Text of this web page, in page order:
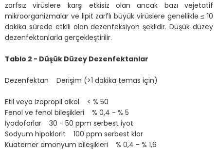
zarfsız virüslere karşı etkisiz olan ancak bazı vejetatif
mikroorganizmalar ve lipit zarflı büyük virüslere genellikle ≤ 10
dakika sürede etkili olan dezenfeksiyon şeklidir. Düşük düzey
dezenfektanlarla gerçekleştirilir.
Tablo 2 - Düşük Düzey Dezenfektanlar
Dezenfektan Derişim (>1 dakika temas için)
Etil veya izopropil alkol < % 50
Fenol ve fenol bileşikleri % 0,4 - % 5
İyodoforlar 30 - 50 ppm serbest iyot
Sodyum hipoklorit 100 ppm serbest klor
Kuaterner amonyum bileşikleri % 0,4 - % 1,6